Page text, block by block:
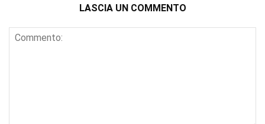
LASCIA UN COMMENTO